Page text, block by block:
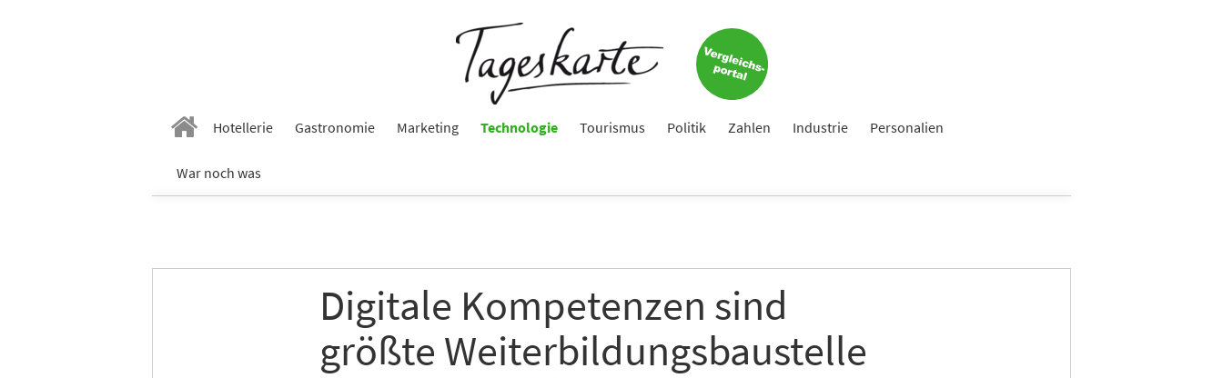
Hotellerie Gastronomie Marketing Technologie Tourismus Politik Zahlen Industrie Personalien
War noch was
Digitale Kompetenzen sind
größte Weiterbildungsbaustelle
Jetzt zum Tageskarte-Newsletter anmelden.
Branche